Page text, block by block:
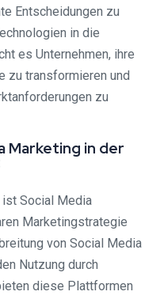
Entscheidungen zu
in die
es Unternehmen, ihre
zu transformieren und
zu
Marketing in der
ist Social Media
Marketingstrategie
von Social Media
Nutzung durch
diese Plattformen